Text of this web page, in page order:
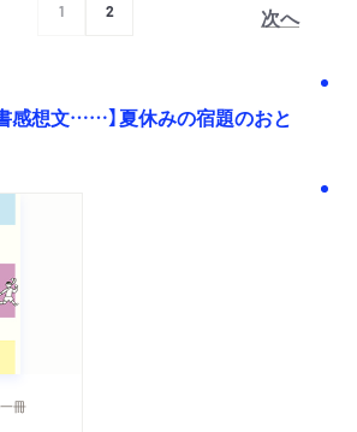
1 2 次へ
感想文……】夏休みの宿題のおと
冊